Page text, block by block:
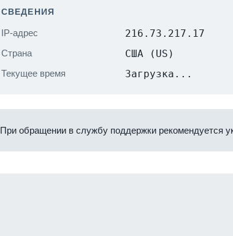
СВЕДЕНИЯ
IP-адрес 216.73.217.17
Страна США (US)
Текущее время Загрузка...
При обращении в службу поддержки рекомендуется